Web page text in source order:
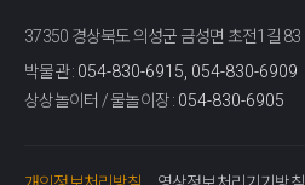
37350 경상북도 의성군 금성면 초전1길 83
박물관 : 054-830-6915, 054-830-6909
상상놀이터 / 물놀이장 : 054-830-6905